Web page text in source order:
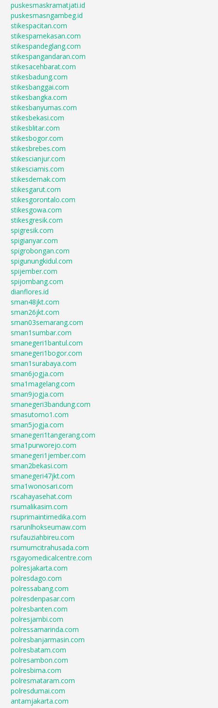
puskesmaskramatjati.id
puskesmasngambeg.id
stikespacitan.com
stikespamekasan.com
stikespandeglang.com
stikespangandaran.com
stikesacehbarat.com
stikesbadung.com
stikesbanggai.com
stikesbangka.com
stikesbanyumas.com
stikesbekasi.com
stikesblitar.com
stikesbogor.com
stikesbrebes.com
stikescianjur.com
stikesciamis.com
stikesdemak.com
stikesgarut.com
stikesgorontalo.com
stikesgowa.com
stikesgresik.com
spigresik.com
spigianyar.com
spigrobongan.com
spigunungkidul.com
spijember.com
spijombang.com
dianflores.id
sman48jkt.com
sman26jkt.com
sman03semarang.com
sman1sumbar.com
smanegeri1bantul.com
smanegeri1bogor.com
sman1surabaya.com
sman6jogja.com
sma1magelang.com
sman9jogja.com
smanegeri3bandung.com
smasutomo1.com
sman5jogja.com
smanegeri1tangerang.com
sma1purworejo.com
smanegeri1jember.com
sman2bekasi.com
smanegeri47jkt.com
sma1wonosari.com
rscahayasehat.com
rsumalikasim.com
rsuprimaintimedika.com
rsarunlhokseumaw.com
rsufauziahbireu.com
rsumumcitrahusada.com
rsgayomedicalcentre.com
polresjakarta.com
polresdago.com
polressabang.com
polresdenpasar.com
polresbanten.com
polresjambi.com
polressamarinda.com
polresbanjarmasin.com
polresbatam.com
polresambon.com
polresbima.com
polresmataram.com
polresdumai.com
antamjakarta.com